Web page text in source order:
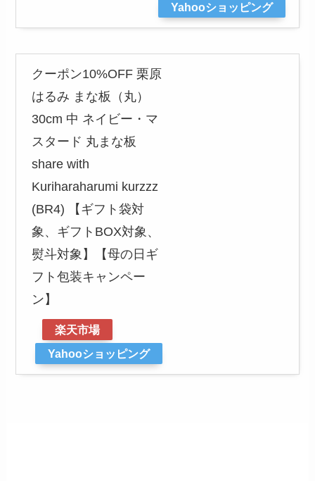
Yahooショッピング
クーポン10%OFF 栗原
はるみ まな板（丸）
30cm 中 ネイビー・マ
スタード 丸まな板
share with
Kuriharaharumi kurzzz
(BR4) 【ギフト袋対
象、ギフトBOX対象、
熨斗対象】【母の日ギ
フト包装キャンペー
ン】
楽天市場
Yahooショッピング